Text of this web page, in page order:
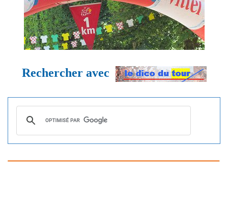
Rechercher avec